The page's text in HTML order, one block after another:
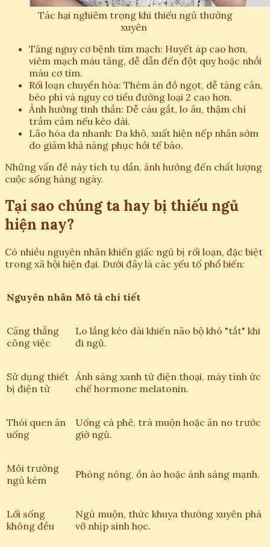
Tác hại nghiêm trọng khi thiếu ngủ thường
xuyên
Tăng nguy cơ bệnh tim mạch: Huyết áp cao hơn,
viêm mạch máu tăng, dễ dẫn đến đột quỵ hoặc nhồi
máu cơ tim.
Rối loạn chuyển hóa: Thèm ăn đồ ngọt, dễ tăng cân,
béo phì và nguy cơ tiểu đường loại 2 cao hơn.
Ảnh hưởng tinh thần: Dễ cáu gắt, lo âu, thậm chí
trầm cảm nếu kéo dài.
Lão hóa da nhanh: Da khô, xuất hiện nếp nhăn sớm
do giảm khả năng phục hồi tế bào.
Những vấn đề này tích tụ dần, ảnh hưởng đến chất lượng
cuộc sống hàng ngày.
Tại sao chúng ta hay bị thiếu ngủ
hiện nay?
Có nhiều nguyên nhân khiến giấc ngủ bị rối loạn, đặc biệt
trong xã hội hiện đại. Dưới đây là các yếu tố phổ biến:
Nguyên nhân Mô tả chi tiết
Căng thẳng
công việc
Lo lắng kéo dài khiến não bộ khó "tắt" khi
đi ngủ.
Sử dụng thiết
bị điện tử
Ánh sáng xanh từ điện thoại, máy tính ức
chế hormone melatonin.
Thói quen ăn
uống
Uống cà phê, trà muộn hoặc ăn no trước
giờ ngủ.
Môi trường
ngủ kém
Phòng nóng, ồn ào hoặc ánh sáng mạnh.
Lối sống
không đều
Ngủ muộn, thức khuya thường xuyên phá
vỡ nhịp sinh học.